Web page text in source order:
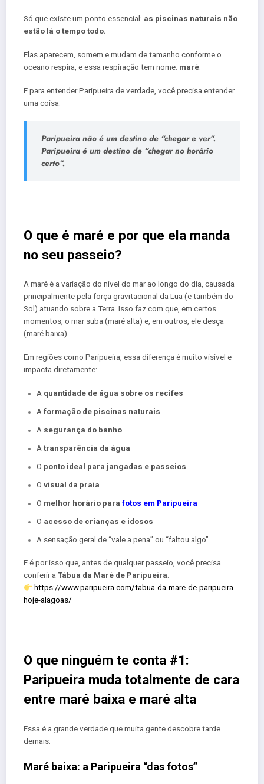
Só que existe um ponto essencial: as piscinas naturais não
estão lá o tempo todo.
Elas aparecem, somem e mudam de tamanho conforme o
oceano respira, e essa respiração tem nome: maré
E para entender Paripueira de verdade, você precisa entender
uma coisa:
Paripueira não é um destino de “chegar e ver”.
Paripueira é um destino de “chegar no horário
certo”.
O que é maré e por que ela manda
no seu passeio?
A maré é a variação do nível do mar ao longo do dia, causada
principalmente pela força gravitacional da Lua (e também do
Sol) atuando sobre a Terra. Isso faz com que, em certos
momentos, o mar suba (maré alta) e, em outros, ele desça
(maré baixa).
Em regiões como Paripueira, essa diferença é muito visível e
impacta diretamente:
A quantidade de água sobre os recifes
Aformação de piscinas naturais
A segurança do banho
Atransparência da água
O ponto ideal para jangadas e passeios
O visual da praia
O melhor horário para fotos em Paripueira
O acesso de crianças e idosos
A sensação geral de “vale a pena” ou “faltou algo”
E é por isso que, antes de qualquer passeio, você precisa
conferir aTábua da Maré de Paripueira:
https://www.paripueira.com/tabua-da-mare-de-paripueira-
hoje-alagoas/
O que ninguém te conta #1:
Paripueira muda totalmente de cara
entre maré baixa e maré alta
Essa é a grande verdade que muita gente descobre tarde
demais.
Maré baixa: a Paripueira “das fotos”